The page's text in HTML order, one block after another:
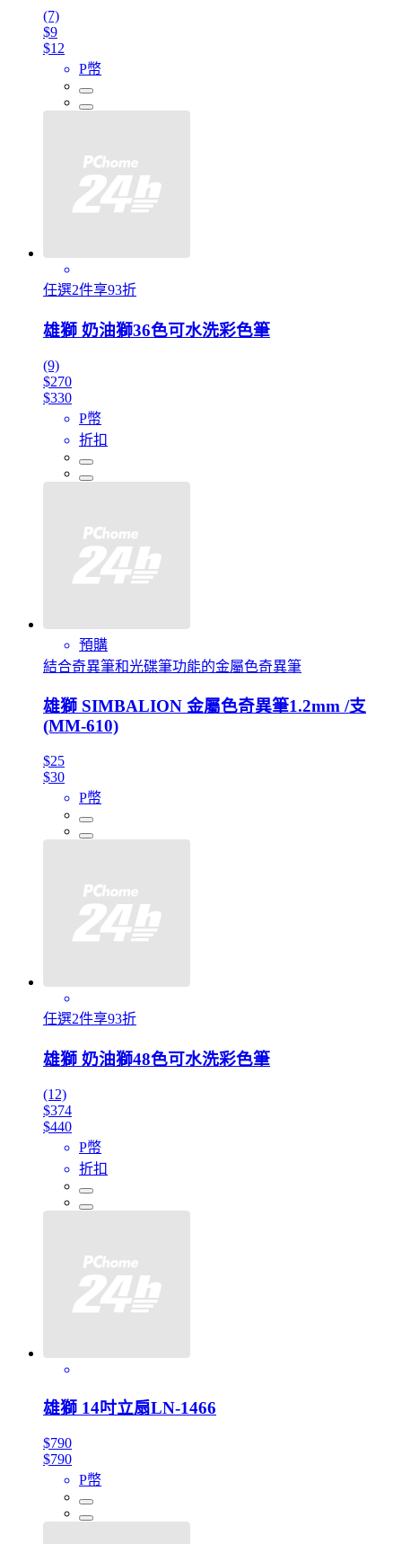
(7)
$9
$12
P幣
任選2件享93折
雄獅 奶油獅36色可水洗彩色筆
(9)
$270
$330
P幣
折扣
預購
結合奇異筆和光碟筆功能的金屬色奇異筆
雄獅 SIMBALION 金屬色奇異筆1.2mm /支
(MM-610)
$25
$30
P幣
任選2件享93折
雄獅 奶油獅48色可水洗彩色筆
(12)
$374
$440
P幣
折扣
雄獅 14吋立扇LN-1466
$790
$790
P幣